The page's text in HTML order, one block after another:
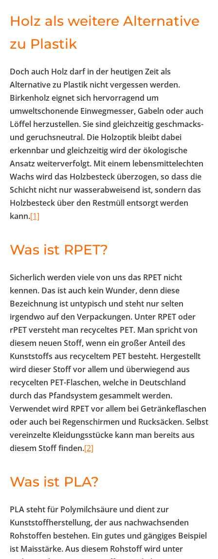
Holz als weitere Alternative
zu Plastik
Doch auch Holz darf in der heutigen Zeit als
Alternative zu Plastik nicht vergessen werden.
Birkenholz eignet sich hervorragend um
umweltschonende Einwegmesser, Gabeln oder auch
Löffel herzustellen. Sie sind gleichzeitig geschmacks-
und geruchsneutral. Die Holzoptik bleibt dabei
erkennbar und gleichzeitig wird der ökologische
Ansatz weiterverfolgt. Mit einem lebensmittelechten
Wachs wird das Holzbesteck überzogen, so dass die
Schicht nicht nur wasserabweisend ist, sondern das
Holzbesteck über den Restmüll entsorgt werden
kann.[1]
Was ist RPET?
Sicherlich werden viele von uns das RPET nicht
kennen. Das ist auch kein Wunder, denn diese
Bezeichnung ist untypisch und steht nur selten
irgendwo auf den Verpackungen. Unter RPET oder
rPET versteht man recyceltes PET. Man spricht von
diesem neuen Stoff, wenn ein großer Anteil des
Kunststoffs aus recyceltem PET besteht. Hergestellt
wird dieser Stoff vor allem und überwiegend aus
recycelten PET-Flaschen, welche in Deutschland
durch das Pfandsystem gesammelt werden.
Verwendet wird RPET vor allem bei Getränkeflaschen
oder auch bei Regenschirmen und Rucksäcken. Selbst
vereinzelte Kleidungsstücke kann man bereits aus
diesem Stoff finden.[2]
Was ist PLA?
PLA steht für Polymilchsäure und dient zur
Kunststoffherstellung, der aus nachwachsenden
Rohstoffen bestehen. Ein gutes und gängiges Beispiel
ist Maisstärke. Aus diesem Rohstoff wird unter